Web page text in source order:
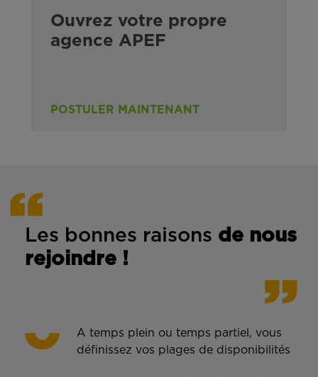
Ouvrez votre propre
agence APEF
POSTULER MAINTENANT
Les bonnes raisons de nous
rejoindre !
A temps plein ou temps partiel, vous
définissez vos plages de disponibilités